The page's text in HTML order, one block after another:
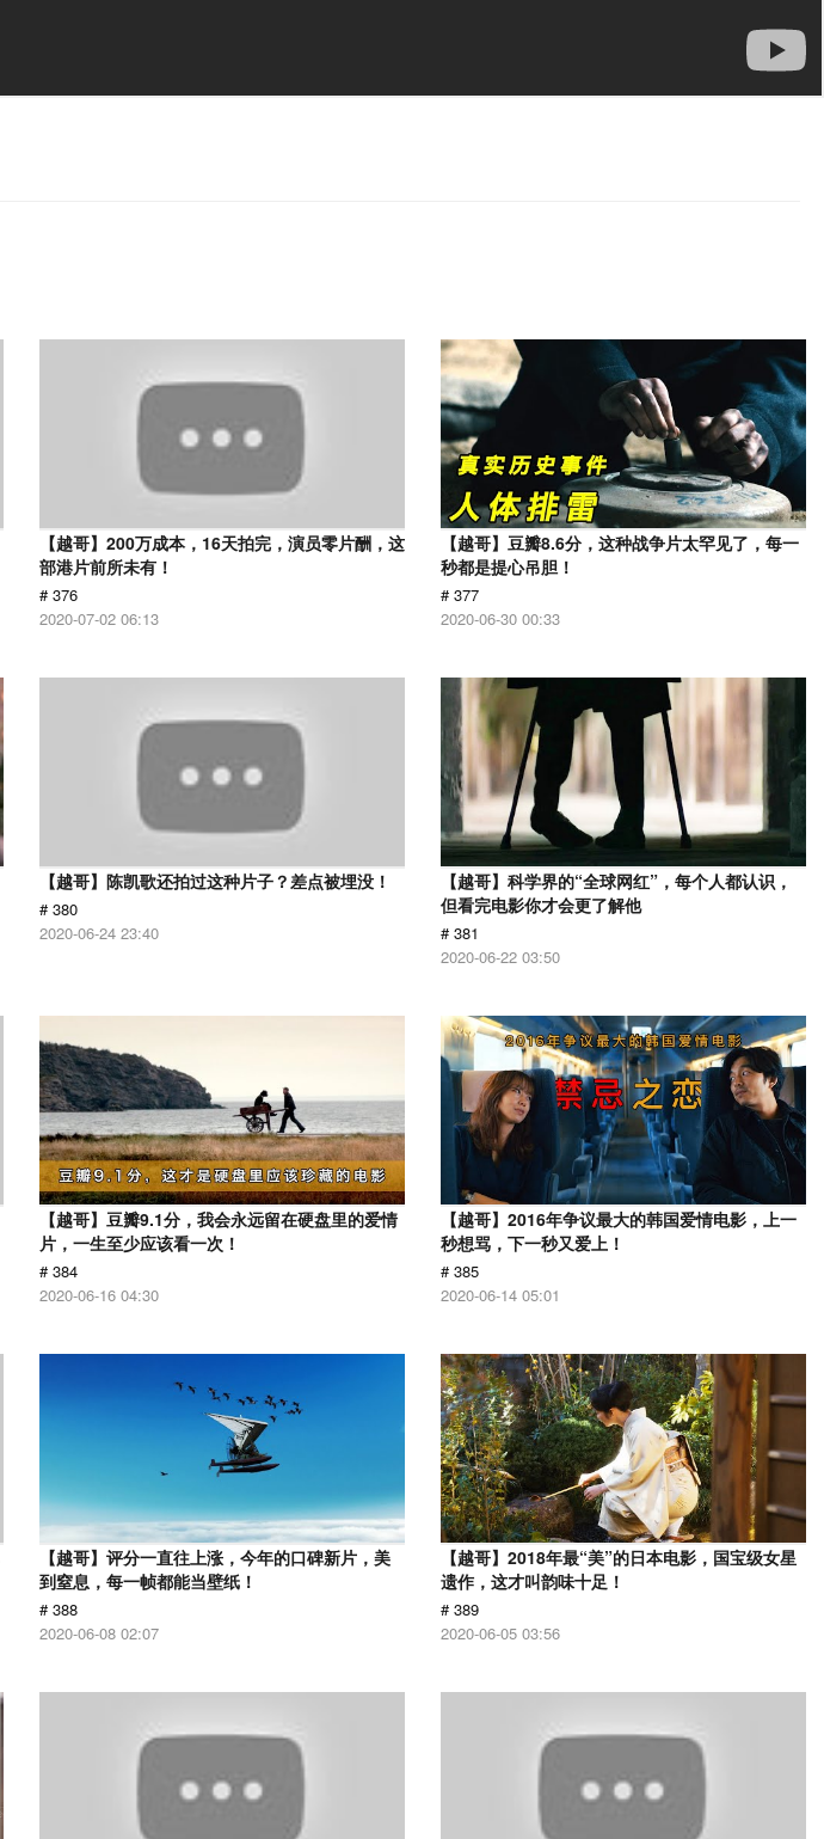
【越哥】200万成本，16天拍完，演员零片酬，这
部港片前所未有！
# 376
2020-07-02 06:13
【越哥】豆瓣8.6分，这种战争片太罕见了，每一
秒都是提心吊胆！
# 377
2020-06-30 00:33
【越哥】陈凯歌还拍过这种片子？差点被埋没！
# 380
2020-06-24 23:40
【越哥】科学界的“全球网红”，每个人都认识，
但看完电影你才会更了解他
# 381
2020-06-22 03:50
【越哥】豆瓣9.1分，我会永远留在硬盘里的爱情
片，一生至少应该看一次！
# 384
2020-06-16 04:30
【越哥】2016年争议最大的韩国爱情电影，上一
秒想骂，下一秒又爱上！
# 385
2020-06-14 05:01
【越哥】评分一直往上涨，今年的口碑新片，美
到窒息，每一帧都能当壁纸！
# 388
2020-06-08 02:07
【越哥】2018年最“美”的日本电影，国宝级女星
遗作，这才叫韵味十足！
# 389
2020-06-05 03:56